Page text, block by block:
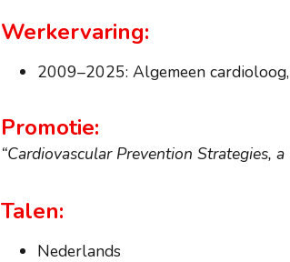
Werkervaring:
2009–2025: Algemeen
Promotie:
“Cardiovascular Prevention Strategies,
Talen:
Nederlands